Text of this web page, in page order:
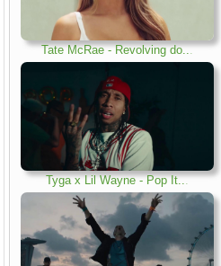
Tate McRae - Revolving do...
Tyga x Lil Wayne - Pop It...